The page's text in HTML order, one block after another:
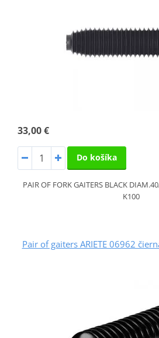
33,00 €
Do košíka
PAIR OF FORK GAITERS BLACK
K100
Pair of gaiters ARIETE 06962